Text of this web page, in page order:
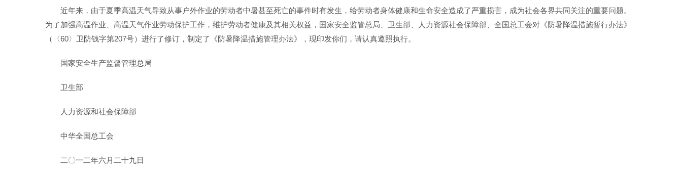
近年来，由于夏季高温天气导致从事户外作业的劳动者中暑甚至死亡的事件时有发生，给劳动者身体健康和生命安全造成了严重损害，成为社会各界共同关注的重要问题。
为了加强高温作业、高温天气作业劳动保护工作，维护劳动者健康及其相关权益，国家安全监管总局、卫生部、人力资源社会保障部、全国总工会对《防暑降温措施暂行办法》
（〈60〉卫防钱字第207号）进行了修订，制定了《防暑降温措施管理办法》，现印发你们，请认真遵照执行。
国家安全生产监督管理总局
卫生部
人力资源和社会保障部
中华全国总工会
二〇一二年六月二十九日